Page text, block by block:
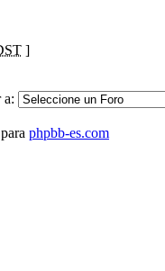
]
a:
para phpbb-es.com